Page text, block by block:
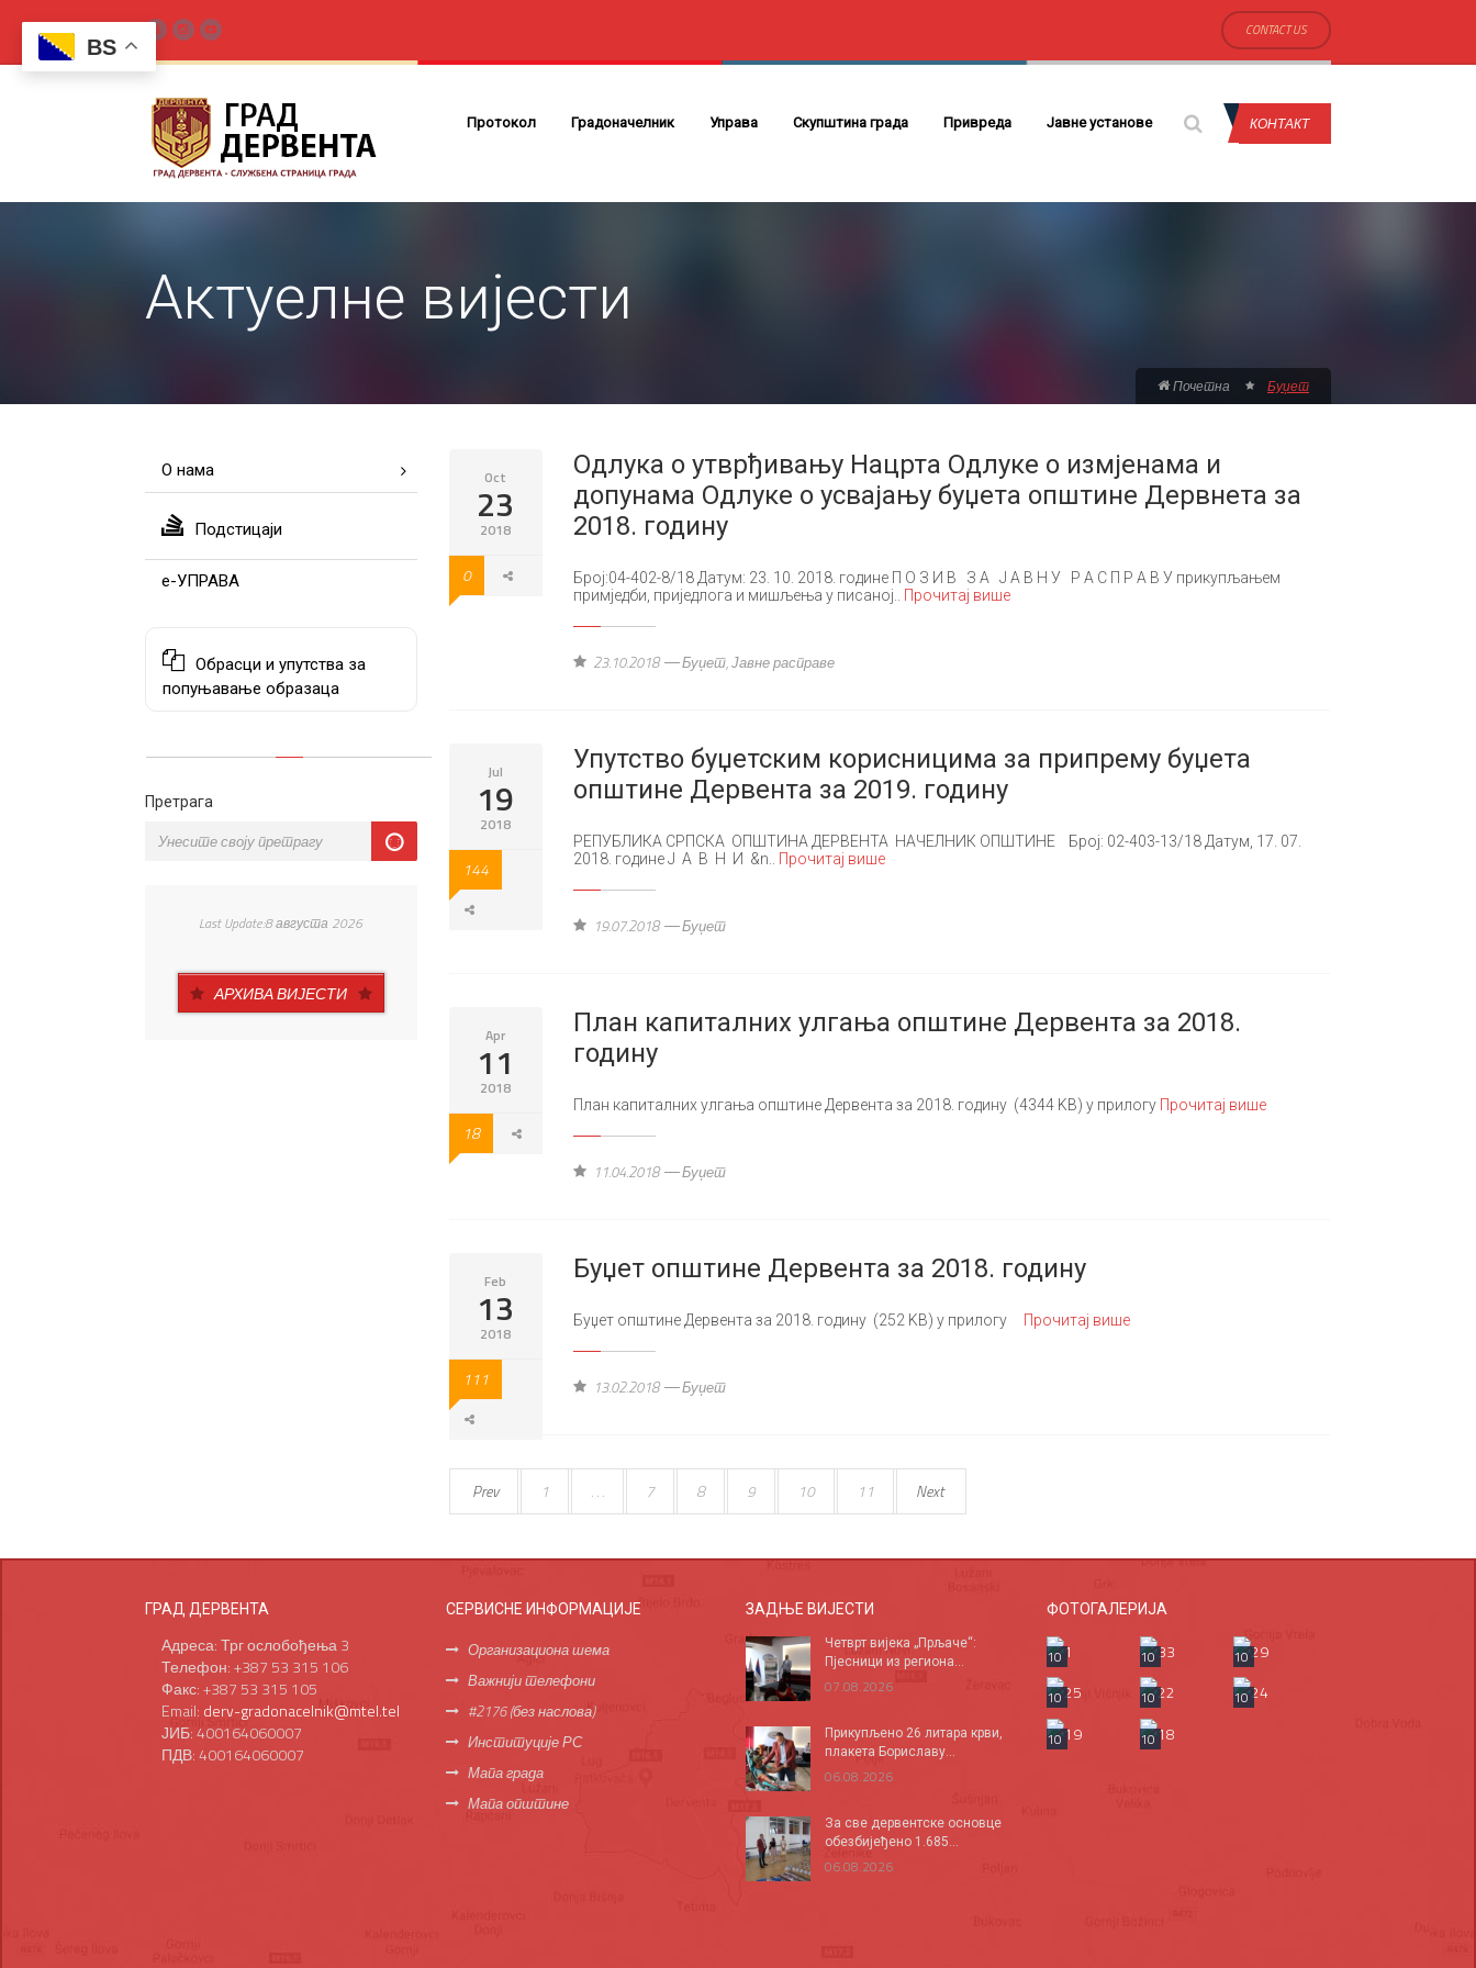
CONTACT US
Протокол Градоначелник Управа Скупштина града Привреда Јавне установе КОНТАКТ
Актуелне вијести
Почетна Буџет
О нама
Подстицаји
е-УПРАВА
Обрасци и упутства за
попуњавање образаца
Претрага
Last Update:8 августа 2026
АРХИВА ВИЈЕСТИ
Oct
23
2018
0
Одлука о утврђивању Нацрта Одлуке о измјенама и
допунама Одлуке о усвајању буџета општине Дервнета за
2018. годину
Број:04-402-8/18 Датум: 23. 10. 2018. године П О З И В З А Ј А В Н У Р А С П Р А В У прикупљањем
примједби, приједлога и мишљења у писаној..
Прочитај више
23.10.2018 Буџет,Јавне расправе
Jul
19
2018
144
Упутство буџетским корисницима за припрему буџета
општине Дервента за 2019. годину
РЕПУБЛИКА СРПСКА ОПШТИНА ДЕРВЕНТА НАЧЕЛНИК ОПШТИНЕ Број: 02-403-13/18 Датум, 17. 07.
2018. године Ј А В Н И &n..
Прочитај више
19.07.2018 Буџет
Apr
11
2018
18
План капиталних улгања општине Дервента за 2018.
годину
План капиталних улгања општине Дервента за 2018. годину (4344 KB) у прилогу Прочитај више
11.04.2018 Буџет
Feb
13
2018
111
Буџет општине Дервента за 2018. годину
Буџет општине Дервента за 2018. годину (252 KB) у прилогу Прочитај више
13.02.2018 Буџет
Prev 1 . . . 7 8 9 10 11 Next
ГРАД ДЕРВЕНТА
Адреса: Трг ослобођења 3
Телефон: +387 53 315 106
Факс: +387 53 315 105
Email: derv-gradonacelnik@mtel.tel
ЈИБ: 400164060007
ПДВ: 400164060007
СЕРВИСНЕ ИНФОРМАЦИЈЕ
Организациона шема
Важнији телефони
#2176 (без наслова)
Институције РС
Мапа града
Мапа општине
ЗАДЊЕ ВИЈЕСТИ
Четврт вијека „Прљаче“:
Пјесници из региона...
07.08.2026
Прикупљено 26 литара крви,
плакета Бориславу...
06.08.2026
За све дервентске основце
обезбијеђено 1.685...
06.08.2026
ФОТОГАЛЕРИЈА
10 10
10
10
10
10
10
10
BS